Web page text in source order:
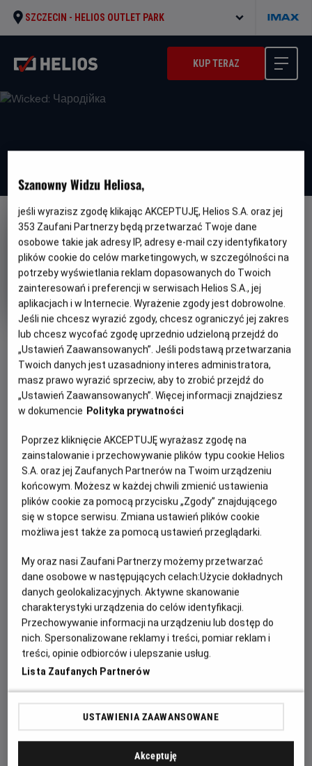
SZCZECIN - HELIOS OUTLET PARK
KUP TERAZ
DUBBING WERSJA JĘZYKOWA UA
OBSERWUJ
Wicked: Чародійка
Oryginalny
tytuł
Wicked: Part One Gatunek
Fantasy / Przygodowy
/ Musical
Minimalny
wiek
Od 10 lat
Czas
trwania
161 min
Kraj
i
rok
produkcji
USA
PREMIERA
6 grudnia 2024
Джон М. Чу
OBSADA
Синтія Еріво, Аріана Ґранде
WIĘCEJ SZCZEGÓŁÓW
Цієї осені одна із найулюбленіших світових історій оживе у
захопливій та величній кінопригоді! Зустрічайте лауреатку
премії «Еммі» Синтію Еріво у ролі Ельфаби – зеленошкірої
чаклунки-вигнанниці, та володарку мультиплатинової
премії «Ґреммі», суперзірку світового масштабу Аріану
історія кохання, суперництва та магії, що розкриє
неповторний світ країни Оз!
Szanowny Widzu Heliosa,
jeśli wyrazisz zgodę klikając AKCEPTUJĘ, Helios S.A. oraz jej
353 Zaufani Partnerzy będą przetwarzać Twoje dane
osobowe takie jak adresy IP, adresy e-mail czy identyfikatory
plików cookie do celów marketingowych, w szczególności na
potrzeby wyświetlania reklam dopasowanych do Twoich
zainteresowań i preferencji w serwisach Helios S.A., jej
aplikacjach i w Internecie. Wyrażenie zgody jest dobrowolne.
Jeśli nie chcesz wyrazić zgody, chcesz ograniczyć jej zakres
lub chcesz wycofać zgodę uprzednio udzieloną przejdź do
„Ustawień Zaawansowanych”. Jeśli podstawą przetwarzania
Twoich danych jest uzasadniony interes administratora,
masz prawo wyrazić sprzeciw, aby to zrobić przejdź do
„Ustawień Zaawansowanych”. Więcej informacji znajdziesz
w dokumencie Polityka prywatności
Poprzez kliknięcie AKCEPTUJĘ wyrażasz zgodę na
zainstalowanie i przechowywanie plików typu cookie Helios
S.A. oraz jej Zaufanych Partnerów na Twoim urządzeniu
końcowym. Możesz w każdej chwili zmienić ustawienia
plików cookie za pomocą przycisku „Zgody” znajdującego
się w stopce serwisu. Zmiana ustawień plików cookie
możliwa jest także za pomocą ustawień przeglądarki.
My oraz nasi Zaufani Partnerzy możemy przetwarzać
dane osobowe w następujących celach:Użycie dokładnych
danych geolokalizacyjnych. Aktywne skanowanie
charakterystyki urządzenia do celów identyfikacji.
Przechowywanie informacji na urządzeniu lub dostęp do
nich. Spersonalizowane reklamy i treści, pomiar reklam i
treści, opinie odbiorców i ulepszanie usług.
Lista Zaufanych Partnerów
USTAWIENIA ZAAWANSOWANE
Akceptuję